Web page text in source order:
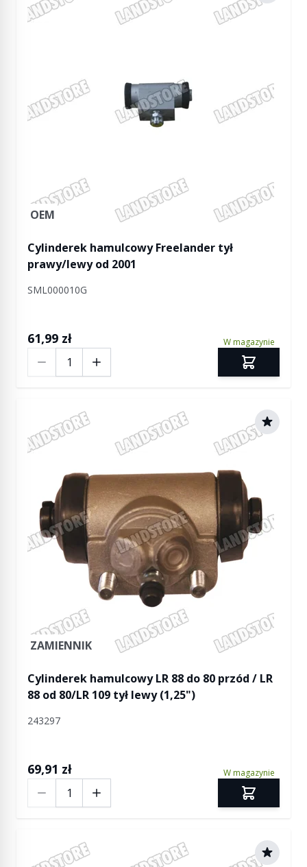
OEM
Cylinderek hamulcowy Freelander tył
prawy/lewy od 2001
SML000010G
61,99 zł W magazynie
ZAMIENNIK
Cylinderek hamulcowy LR 88 do 80 przód / LR
88 od 80/LR 109 tył lewy (1,25")
243297
69,91 zł W magazynie